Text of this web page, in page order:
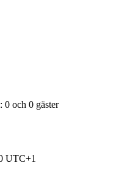
0 och 0 gäster
UTC+1